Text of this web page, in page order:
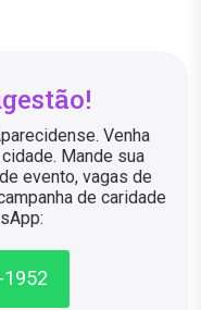
Venha
Mande sua
evento, vagas de
de caridade